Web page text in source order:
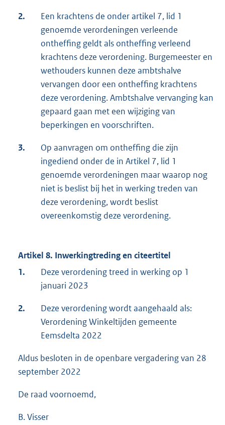
2.
Een krachtens de onder artikel 7, lid 1
genoemde verordeningen verleende
ontheffing geldt als ontheffing verleend
krachtens deze verordening. Burgemeester en
wethouders kunnen deze ambtshalve
vervangen door een ontheffing krachtens
deze verordening. Ambtshalve vervanging kan
gepaard gaan met een wijziging van
beperkingen en voorschriften.
3.
Op aanvragen om ontheffing die zijn
ingediend onder de in Artikel 7, lid 1
genoemde verordeningen maar waarop nog
niet is beslist bij het in werking treden van
deze verordening, wordt beslist
overeenkomstig deze verordening.
Artikel 8. Inwerkingtreding en citeertitel
1.
Deze verordening treed in werking op 1
januari 2023
2.
Deze verordening wordt aangehaald als:
Verordening Winkeltijden gemeente
Eemsdelta 2022
Aldus besloten in de openbare vergadering van 28
september 2022
De raad voornoemd,
B. Visser